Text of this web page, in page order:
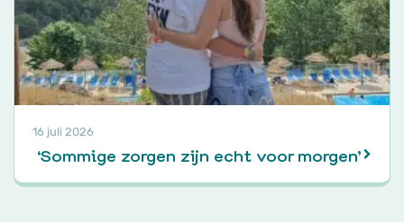
16 juli 2026
‘Sommige zorgen zijn echt voor morgen’